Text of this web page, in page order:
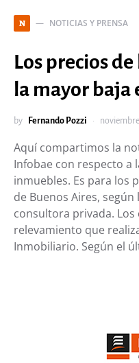
N NOTICIAS Y PRENSA
Los precios
la mayor baja
by Fernando Pozzi
Aquí compartimos la
Infobae con respecto a
inmuebles. Es para los
de Buenos Aires,
consultora privada.
relevamiento que
Inmobiliario. Según el